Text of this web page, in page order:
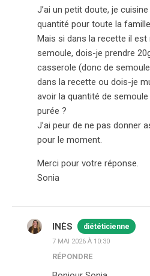
J’ai un petit doute, je
quantité pour toute la
Mais si dans la recette il est
semoule, dois-je prendre
casserole (donc de
dans la recette ou dois-je
avoir la quantité de
purée ?
J’ai peur de ne pas donner
pour le moment.
Merci pour votre réponse.
Sonia
INÈS diététicienne
7 MAI 2026 À 10:30
RÉPONDRE